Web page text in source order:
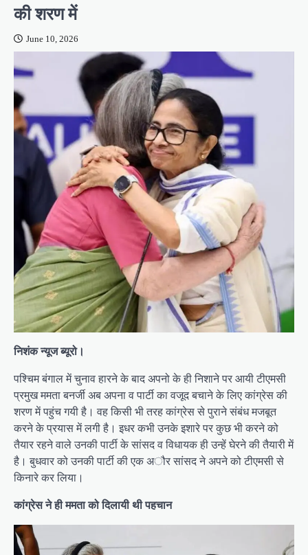
की शरण में
June 10, 2026
निशंक न्यूज ब्यूरो।
पश्चिम बंगाल में चुनाव हारने के बाद अपनो के ही निशाने पर आयी टीएमसी
प्रमुख ममता बनर्जी अब अपना व पार्टी का वजूद बचाने के लिए कांग्रेस की
शरण में पहुंच गयी है। वह किसी भी तरह कांग्रेस से पुराने संबंध मजबूत
करने के प्रयास में लगी है। इधर कभी उनके इशारे पर कुछ भी करने को
तैयार रहने वाले उनकी पार्टी के सांसद व विधायक ही उन्हें घेरने की तैयारी में
है। बुधवार को उनकी पार्टी की एक अौर सांसद ने अपने को टीएमसी से
किनारे कर लिया।
कांग्रेस ने ही ममता को दिलायी थी पहचान